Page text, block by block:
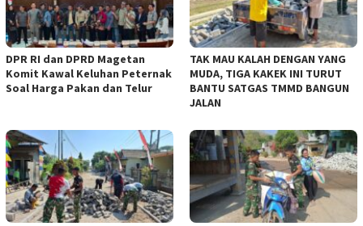
DPR RI dan DPRD Magetan
Komit Kawal Keluhan Peternak
Soal Harga Pakan dan Telur
TAK MAU KALAH DENGAN YANG
MUDA, TIGA KAKEK INI TURUT
BANTU SATGAS TMMD BANGUN
JALAN